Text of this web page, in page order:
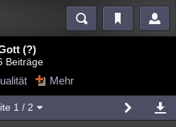
Blogs
(?)
Beiträge
Mehr
1 / 2